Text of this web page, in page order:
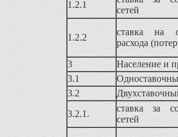
1.2.1
сетей
1.2.2
ставка на
расхода
3
Население и
3.1
3.2
3.2.1.
ставка за
сетей